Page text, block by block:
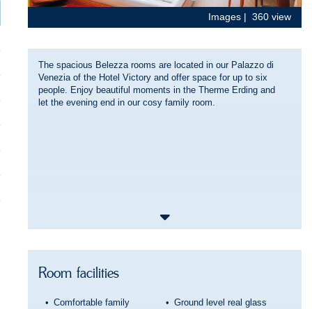
Images 360 view
The spacious Belezza rooms are located in our Palazzo di
Venezia of the Hotel Victory and offer space for up to six
people. Enjoy beautiful moments in the Therme Erding and
let the evening end in our cosy family room.
Room facilities
Comfortable family
Ground level real glass